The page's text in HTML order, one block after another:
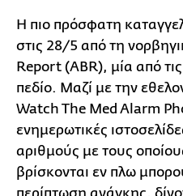
Η πιο πρόσφατη
στις 28/5 από τη
Report (ABR), μία από
πεδίο. Μαζί με την
Watch The Med Alarm
ενημερωτικές
αριθμούς με τους
βρίσκονται εν πλω
περίπτωση ανάγκης,